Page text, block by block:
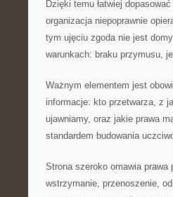
Dzięki temu łatwiej
organizacja niepoprawnie
tym ujęciu zgoda nie jest
warunkach: braku przymusu,
Ważnym elementem jest
informacje: kto przetwarza, z
ujawniamy, oraz jakie prawa
standardem budowania
Strona szeroko omawia prawa
wstrzymanie, przenoszenie,